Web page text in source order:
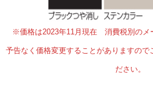
※価格は2023年11月現在 消費税別のメ
予告なく価格変更することがありますので
ださい。